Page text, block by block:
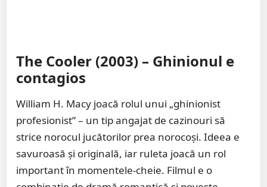
The Cooler (2003) – Ghinionul e
contagios
William H. Macy joacă rolul unui „ghinionist
profesionist” – un tip angajat de cazinouri să
strice norocul jucătorilor prea norocoși. Ideea e
savuroasă și originală, iar ruleta joacă un rol
important în momentele-cheie. Filmul e o